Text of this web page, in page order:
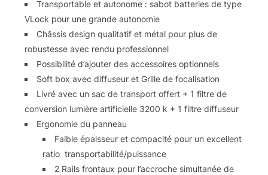
Transportable et autonome : sabot batteries de type
VLock pour une grande autonomie
Châssis design qualitatif et métal pour plus de
robustesse avec rendu professionnel
Possibilité d’ajouter des accessoires optionnels
Soft box avec diffuseur et Grille de focalisation
Livré avec un sac de transport offert + 1 filtre de
conversion lumière artificielle 3200 k + 1 filtre diffuseur
Ergonomie du panneau
Faible épaisseur et compacité pour un excellent
ratio transportabilité/puissance
2 Rails frontaux pour l’accroche simultanée de